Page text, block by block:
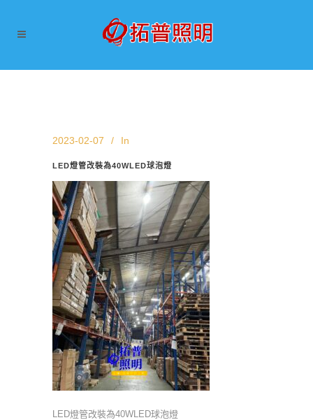
2023-02-07 In
LED燈管改裝為40WLED球泡燈
LED燈管改裝為40WLED球泡燈